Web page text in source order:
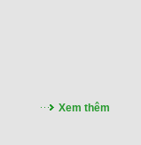
Xem thêm